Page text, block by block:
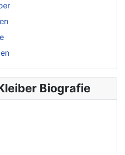
Biografie